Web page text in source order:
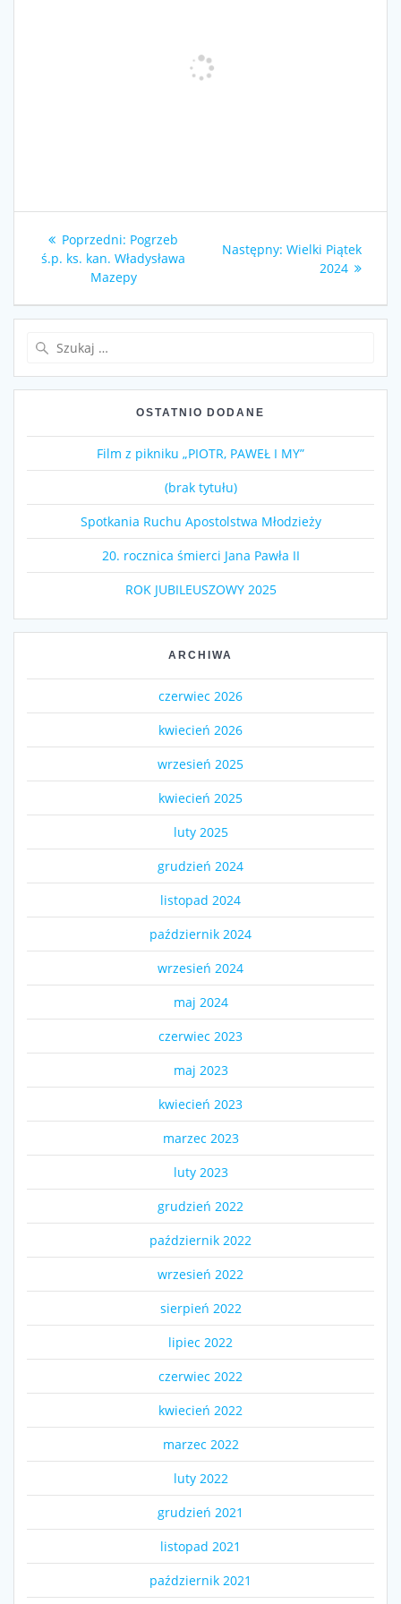
Nawigacja
wpisu
Poprzedni: Poprzedni
wpis:
Pogrzeb
ś.p. ks. kan. Władysława
Mazepy
Następny: Następny
Wielki Piątek
2024
OSTATNIO DODANE
Film z pikniku „PIOTR, PAWEŁ I MY”
(brak tytułu)
Spotkania Ruchu Apostolstwa Młodzieży
20. rocznica śmierci Jana Pawła II
ROK JUBILEUSZOWY 2025
ARCHIWA
czerwiec 2026
kwiecień 2026
wrzesień 2025
kwiecień 2025
luty 2025
grudzień 2024
listopad 2024
październik 2024
wrzesień 2024
maj 2024
czerwiec 2023
maj 2023
kwiecień 2023
marzec 2023
luty 2023
grudzień 2022
październik 2022
wrzesień 2022
sierpień 2022
lipiec 2022
czerwiec 2022
kwiecień 2022
marzec 2022
luty 2022
grudzień 2021
listopad 2021
październik 2021